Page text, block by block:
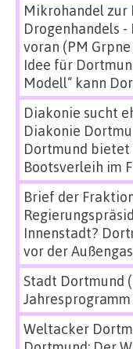
Mikrohandel zur
Drogenhandels -
voran (PM
Idee für
Modell“ kann
Diakonie sucht
Diakonie
Dortmund
Bootsverleih im
Brief der
Innenstadt?
vor der
Stadt Dortmund
Weltacker